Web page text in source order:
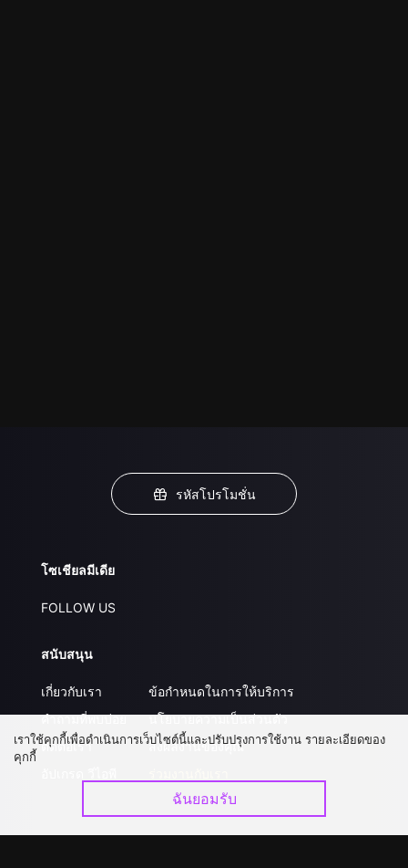
รหัสโปรโมชั่น
โซเชียลมีเดีย
FOLLOW US
สนับสนุน
เกี่ยวกับเรา
คำถามที่พบบ่อย
ติดต่อเรา
ข้อกำหนดในการให้บริการ
นโยบายความเป็นส่วนตัว
ส่งผลงานของคุณ
เราใช้คุกกี้เพื่อดำเนินการเว็บไซต์นี้และปรับปรุงการใช้งาน รายละเอียดของ
คุกกี้
ฉันยอมรับ